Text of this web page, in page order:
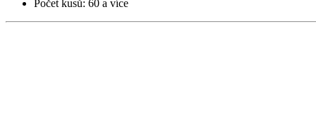
Počet kusů: 60 a více